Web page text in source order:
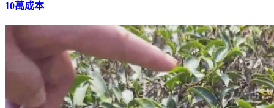
10萬成本